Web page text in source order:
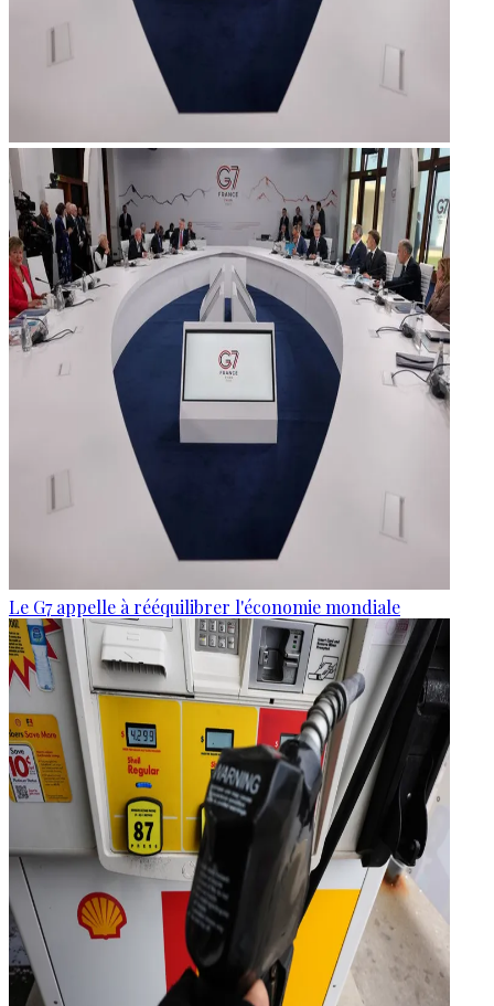
Le G7 appelle à rééquilibrer l'économie mondiale